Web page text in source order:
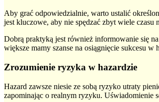
Aby grać odpowiedzialnie, warto ustalić
jest kluczowe, aby nie spędzać zbyt wiele
Dobrą praktyką jest również informowanie się
większe mamy szanse na osiągnięcie sukcesu w
Zrozumienie ryzyka w hazardzie
Hazard zawsze niesie ze sobą ryzyko utraty
zapominając o realnym ryzyku. Uświadomienie